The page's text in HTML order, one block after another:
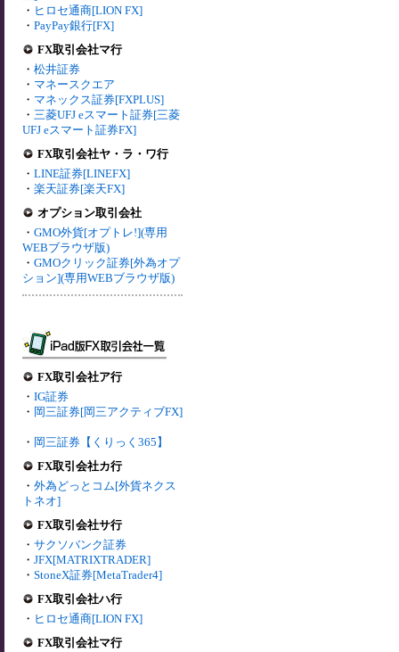
・ ヒロセ通商[LION FX]
・ PayPay銀行[FX]
FX取引会社マ行
・ 松井証券
・ マネースクエア
・ マネックス証券[FXPLUS]
・ 三菱UFJ eスマート証券[三菱
UFJ eスマート証券FX]
FX取引会社ヤ・ラ・ワ行
・ LINE証券[LINEFX]
・ 楽天証券[楽天FX]
オプション取引会社
・ GMO外貨[オプトレ!](専用
WEBブラウザ版)
・ GMOクリック証券[外為オプ
ション](専用WEBブラウザ版)
FX取引会社ア行
・ IG証券
・ 岡三証券[岡三アクティブFX]
・ 岡三証券【くりっく365】
FX取引会社カ行
・ 外為どっとコム[外貨ネクス
トネオ]
FX取引会社サ行
・ サクソバンク証券
・ JFX[MATRIXTRADER]
・ StoneX証券[MetaTrader4]
FX取引会社ハ行
・ ヒロセ通商[LION FX]
FX取引会社マ行